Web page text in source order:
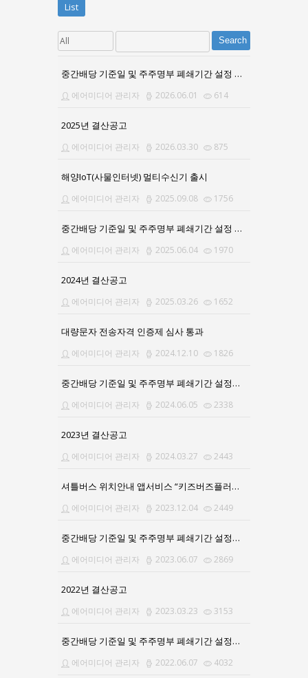
List
Search
중간배당 기준일 및 주주명부 폐쇄기간 설정 공고문
에어미디어 관리자 2026.06.01 614
2025년 결산공고
에어미디어 관리자 2026.03.30 875
해양IoT(사물인터넷) 멀티수신기 출시
에어미디어 관리자 2025.09.08 1756
중간배당 기준일 및 주주명부 폐쇄기간 설정 공고문
에어미디어 관리자 2025.06.04 1970
2024년 결산공고
에어미디어 관리자 2025.03.26 1652
대량문자 전송자격 인증제 심사 통과
에어미디어 관리자 2024.12.10 1826
중간배당 기준일 및 주주명부 폐쇄기간 설정공고의 건
에어미디어 관리자 2024.06.05 2338
2023년 결산공고
에어미디어 관리자 2024.03.27 2443
셔틀버스 위치안내 앱서비스 “키즈버즈플러스”로 업그레이드
에어미디어 관리자 2023.12.04 2449
중간배당 기준일 및 주주명부 폐쇄기간 설정공고
에어미디어 관리자 2023.06.07 2869
2022년 결산공고
에어미디어 관리자 2023.03.23 3153
중간배당 기준일 및 주주명부 폐쇄기간 설정공고의 건
에어미디어 관리자 2022.06.07 4032